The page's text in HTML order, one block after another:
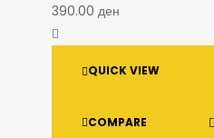
390.00 ден
QUICK VIEW
COMPARE